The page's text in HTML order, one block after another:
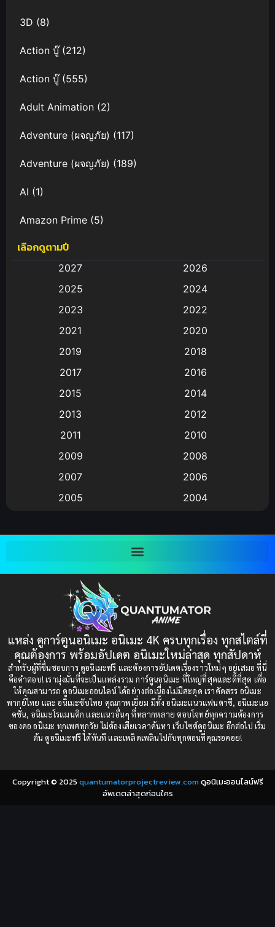
3D (8)
Action บู๊(212)
Action บู๊(555)
Adult Animation (2)
Adventure (ผจญภัย) (117)
Adventure (ผจญภัย) (189)
AI (1)
Amazon Prime (5)
Anal (ประตูหลัง)
Animation การ์ตูน
Animation อนิเมะ
Animation แอนิเมชัน
(9)
Big tits (นมใหญ่)
Bitch (ผู้หญิงร่าน)
Bondage (ทาส)(1)
(1)
Censored (เซ็นเซอร์)(19)
Comedy (ตลก)(85)
Comedy (ตลก)(235)
Comic Book การ์ตูน(1)
Coming-of-Age ก้าวผ่านวัย(6)
เลือกดูตามปี
2027
2026
2025
2024
2023
2022
2021
2020
2019
2018
2017
2016
2015
2014
2013
2012
2011
2010
2009
2008
2007
2006
2005
2004
1997
1993
1991
1989
1988
1987
1985
1984
1983
1982
1981
1980
1979
แหล่ง ดูการ์ตูนอนิเมะ อนิเมะ 4K ครบทุกเรื่อง ทุกสไตล์ที่
คุณต้องการ พร้อมอัปเดต อนิเมะใหม่ล่าสุด ทุกสัปดาห์
สำหรับผู้ที่ชื่นชอบการ ดูอนิเมะฟรี และต้องการอัปเดตเรื่องราวใหม่ๆ อยู่เสมอ ที่นี่
คือคำตอบ! เรามุ่งมั่นที่จะเป็นแหล่งรวม การ์ตูนอนิเมะ ที่ใหญ่ที่สุดและดีที่สุด เพื่อ
ให้คุณสามารถ ดูอนิเมะออนไลน์ ได้อย่างต่อเนื่องไม่มีสะดุด เราคัดสรร อนิเมะ
พากย์ไทย และ อนิเมะซับไทย คุณภาพเยี่ยม มีทั้ง อนิเมะแนวแฟนตาซี, อนิเมะแอ
คชั่น, อนิเมะโรแมนติก และแนวอื่นๆ ที่หลากหลาย ตอบโจทย์ทุกความต้องการ
ของคอ อนิเมะ ทุกเพศทุกวัย ไม่ต้องเสียเวลาค้นหา เว็บไซต์ดูอนิเมะ อีกต่อไป เริ่ม
ต้น ดูอนิเมะฟรี ได้ทันที และเพลิดเพลินไปกับทุกตอนที่คุณรอคอย!
Copyright © 2025 quantumatorprojectreview.comดูอนิเมะออนไลน์ฟรี
อัพเดตล่าสุดก่อนใคร